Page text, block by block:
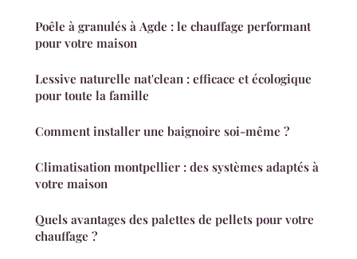
Poêle à granulés à Agde : le chauffage performant
pour votre maison
Lessive naturelle nat'clean : efficace et écologique
pour toute la famille
Comment installer une baignoire soi-même ?
Climatisation montpellier : des systèmes adaptés à
votre maison
Quels avantages des palettes de pellets pour votre
chauffage ?